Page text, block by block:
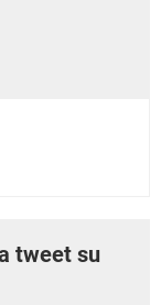
tweet su